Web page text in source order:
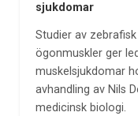
sjukdomar
Studier av
ögonmuskler ger
muskelsjukdomar
avhandling av Nils
medicinsk biologi.